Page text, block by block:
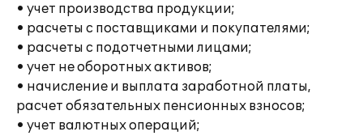
• учет производства продукции;
• расчеты с поставщиками и покупателями;
• расчеты с подотчетными лицами;
• учет не оборотных активов;
• начисление и выплата заработной платы,
расчет обязательных пенсионных взносов;
• учет валютных операций;